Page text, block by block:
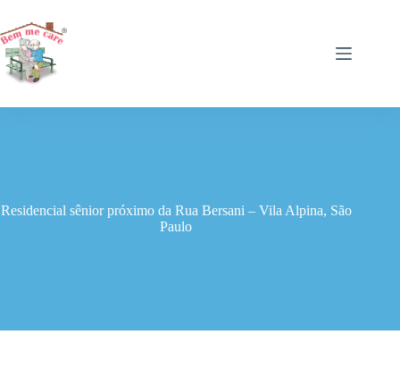
para
o
conteúdo
Residencial sênior próximo da Rua Bersani – Vila Alpina, São
Paulo